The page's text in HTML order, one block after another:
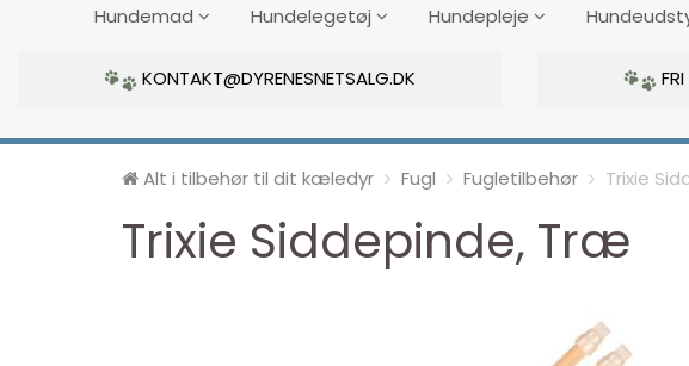
Hundemad Hundelegetøj Hundepleje
KONTAKT@DYRENESNETSALG.DK
Alt i tilbehør til dit kæledyr Fugl Fugletilbehør Trixie
Trixie Siddepinde, Træ